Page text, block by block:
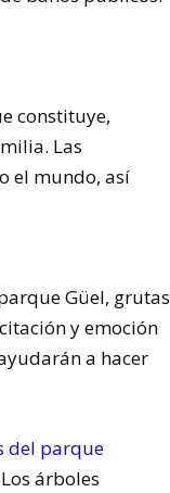
constituye,
Las
el mundo, así
Güel,
y emoción
a hacer
árboles